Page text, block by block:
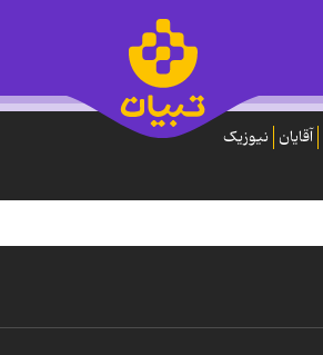
آقایان نیوزیک